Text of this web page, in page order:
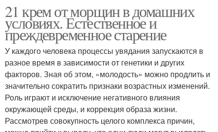
21 крем от морщин в домашних
условиях. Естественное и
преждевременное старение
У каждого человека процессы увядания запускаются в
разное время в зависимости от генетики и других
факторов. Зная об этом, «молодость» можно продлить и
значительно сократить признаки возрастных изменений.
Роль играют и исключение негативного влияния
окружающей среды, и коррекция образа жизни.
Рассмотрев совокупность целого комплекса причин,